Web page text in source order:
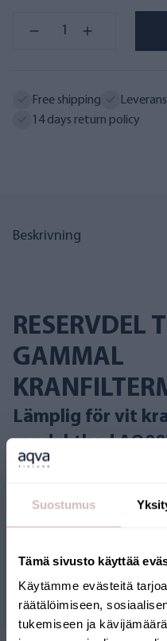
Suostumus
Tämä sivusto käyttää
Käytämme evästeitä
räätälöimiseen,
tukemiseen ja
Free shipping
14 days return policy
Beskrivning
RESERVDEL
GAMMAL
Lämplig för vit
produktkod
Recensioner
Frågor